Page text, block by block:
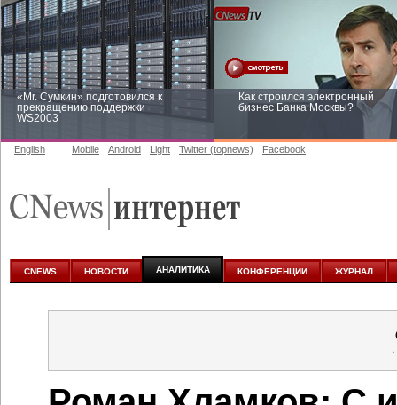
«Mr. Сумкин» подготовился к
прекращению поддержки
WS2003
Как строился электронный
бизнес Банка Москвы?
аналитике
English Mobile Android Light Twitter (topnews) Facebook
CNEWS НОВОСТИ АНАЛИТИКА КОНФЕРЕНЦИИ ЖУРНАЛ